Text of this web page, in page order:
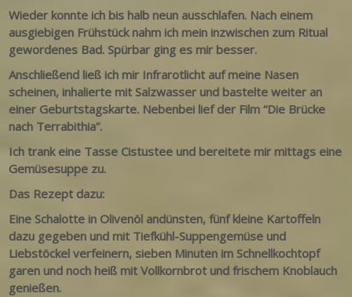
Wieder konnte ich bis halb neun ausschlafen. Nach einem
ausgiebigen Frühstück nahm ich mein inzwischen zum Ritual
gewordenes Bad. Spürbar ging es mir besser.
Anschließend ließ ich mir Infrarotlicht auf meine Nasen
scheinen, inhalierte mit Salzwasser und bastelte weiter an
einer Geburtstagskarte. Nebenbei lief der Film “Die Brücke
nach Terrabithia”.
Ich trank eine Tasse Cistustee und bereitete mir mittags eine
Gemüsesuppe zu.
Das Rezept dazu:
Eine Schalotte in Olivenöl andünsten, fünf kleine Kartoffeln
dazu gegeben und mit Tiefkühl-Suppengemüse und
Liebstöckel verfeinern, sieben Minuten im Schnellkochtopf
garen und noch heiß mit Vollkornbrot und frischem Knoblauch
genießen.